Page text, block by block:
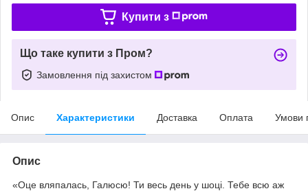
Купити з
Що таке купити з Пром?
Замовлення під захистом
Опис Характеристики Доставка Оплата Умови
Опис
«Оце вляпалась, Галюсю! Ти весь день у шоці. Тебе всю аж